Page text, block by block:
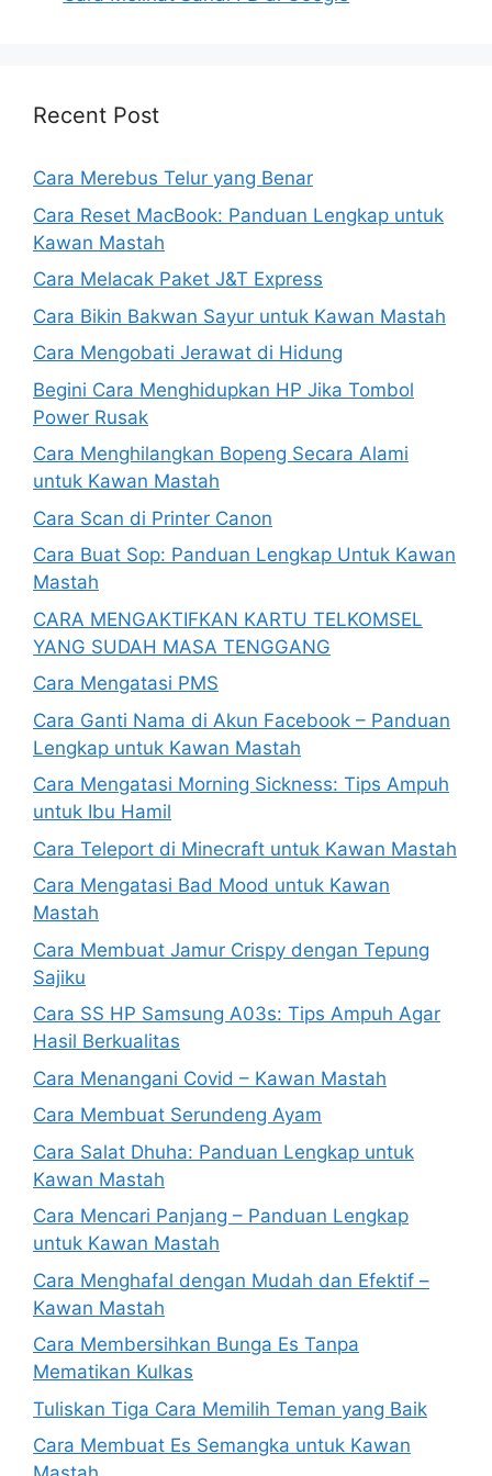
Recent Post
Cara Merebus Telur yang Benar
Cara Reset MacBook: Panduan Lengkap untuk
Kawan Mastah
Cara Melacak Paket J&T Express
Cara Bikin Bakwan Sayur untuk Kawan Mastah
Cara Mengobati Jerawat di Hidung
Begini Cara Menghidupkan HP Jika Tombol
Power Rusak
Cara Menghilangkan Bopeng Secara Alami
untuk Kawan Mastah
Cara Scan di Printer Canon
Cara Buat Sop: Panduan Lengkap Untuk Kawan
Mastah
CARA MENGAKTIFKAN KARTU TELKOMSEL
YANG SUDAH MASA TENGGANG
Cara Mengatasi PMS
Cara Ganti Nama di Akun Facebook – Panduan
Lengkap untuk Kawan Mastah
Cara Mengatasi Morning Sickness: Tips Ampuh
untuk Ibu Hamil
Cara Teleport di Minecraft untuk Kawan Mastah
Cara Mengatasi Bad Mood untuk Kawan
Mastah
Cara Membuat Jamur Crispy dengan Tepung
Sajiku
Cara SS HP Samsung A03s: Tips Ampuh Agar
Hasil Berkualitas
Cara Menangani Covid – Kawan Mastah
Cara Membuat Serundeng Ayam
Cara Salat Dhuha: Panduan Lengkap untuk
Kawan Mastah
Cara Mencari Panjang – Panduan Lengkap
untuk Kawan Mastah
Cara Menghafal dengan Mudah dan Efektif –
Kawan Mastah
Cara Membersihkan Bunga Es Tanpa
Mematikan Kulkas
Tuliskan Tiga Cara Memilih Teman yang Baik
Cara Membuat Es Semangka untuk Kawan